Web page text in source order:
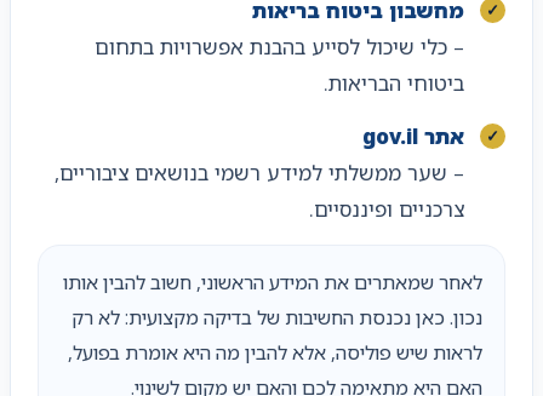
מחשבון ביטוח בריאות
– כלי שיכול לסייע בהבנת אפשרויות בתחום
ביטוחי הבריאות.
אתר gov.il
– שער ממשלתי למידע רשמי בנושאים ציבוריים,
צרכניים ופיננסיים.
לאחר שמאתרים את המידע הראשוני, חשוב להבין אותו
נכון. כאן נכנסת החשיבות של בדיקה מקצועית: לא רק
לראות שיש פוליסה, אלא להבין מה היא אומרת בפועל,
האם היא מתאימה לכם והאם יש מקום לשינוי.